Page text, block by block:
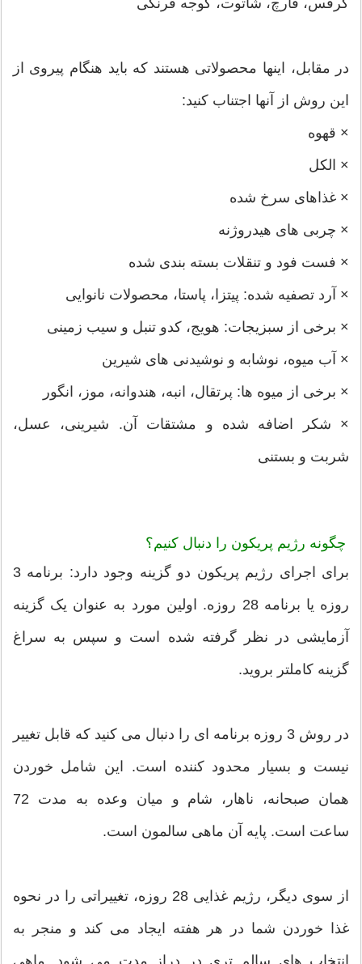
در مقابل، اینها محصولاتی هستند که باید هنگام پیروی از
این روش از آنها اجتناب کنید:
× قهوه
× الکل
× غذاهای سرخ شده
× چربی های هیدروژنه
× فست فود و تنقلات بسته بندی شده
× آرد تصفیه شده: پیتزا، پاستا، محصولات نانوایی
× برخی از سبزیجات: هویج، کدو تنبل و سیب زمینی
× آب میوه، نوشابه و نوشیدنی های شیرین
× برخی از میوه ها: پرتقال، انبه، هندوانه، موز، انگور
× شکر اضافه شده و مشتقات آن. شیرینی، عسل،
شربت و بستنی
چگونه رژیم پریکون را دنبال کنیم؟
برای اجرای رژیم پریکون دو گزینه وجود دارد: برنامه 3
روزه یا برنامه 28 روزه. اولین مورد به عنوان یک گزینه
آزمایشی در نظر گرفته شده است و سپس به سراغ
گزینه کاملتر بروید.
در روش 3 روزه برنامه ای را دنبال می کنید که قابل تغییر
نیست و بسیار محدود کننده است. این شامل خوردن
همان صبحانه، ناهار، شام و میان وعده به مدت 72
ساعت است. پایه آن ماهی سالمون است.
از سوی دیگر، رژیم غذایی 28 روزه، تغییراتی را در نحوه
غذا خوردن شما در هر هفته ایجاد می کند و منجر به